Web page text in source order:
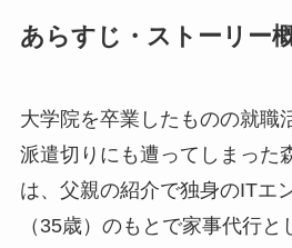
あらすじ・ストーリー
大学院を卒業したものの就職
派遣切りにも遭ってしまった
は、父親の紹介で独身のITエ
（35歳）のもとで家事代行と